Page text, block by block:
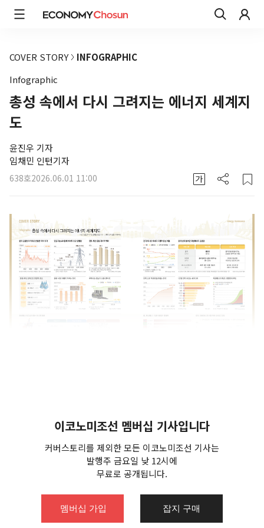
COVER STORY
INFOGRAPHIC
Infographic
총성 속에서 다시 그려지는 에너지 세계지
도
윤진우 기자
임채민 인턴기자
638호2026.06.01 11:00
이코노미조선 멤버십 기사입니다
커버스토리를 제외한 모든 이코노미조선 기사는
발행주 금요일 낮 12시에
무료로 공개됩니다.
멤버십 가입 잡지 구매